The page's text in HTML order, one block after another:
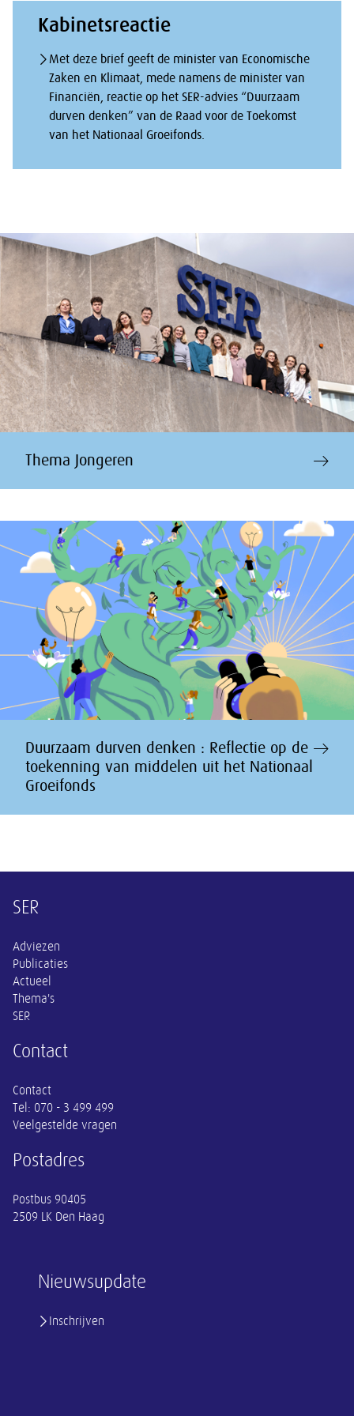
Kabinetsreactie
Met deze brief geeft de minister van Economische
Zaken en Klimaat, mede namens de minister van
Financiën, reactie op het SER-advies “Duurzaam
durven denken” van de Raad voor de Toekomst
van het Nationaal Groeifonds.
Thema Jongeren
Duurzaam durven denken : Reflectie op de
toekenning van middelen uit het Nationaal
Groeifonds
Overige informatie
Nieuwsupdate
Inschrijven
SER
Adviezen
Publicaties
Actueel
Thema's
SER
Contact
Contact
Tel: 070 - 3 499 499
Veelgestelde vragen
Postadres
Postbus 90405
2509 LK Den Haag